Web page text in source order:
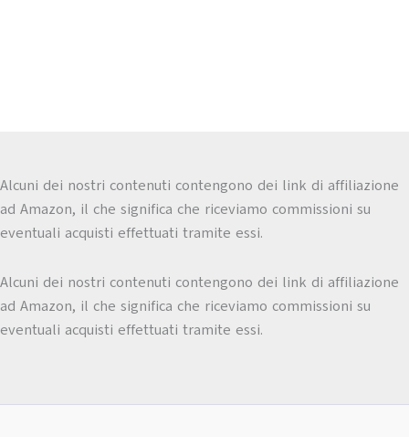
Alcuni dei nostri contenuti contengono dei link di affiliazione
ad Amazon, il che significa che riceviamo commissioni su
eventuali acquisti effettuati tramite essi.
Alcuni dei nostri contenuti contengono dei link di affiliazione
ad Amazon, il che significa che riceviamo commissioni su
eventuali acquisti effettuati tramite essi.